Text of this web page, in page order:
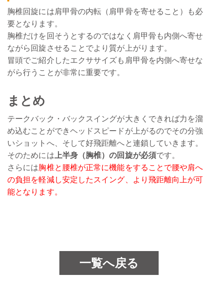
胸椎回旋には肩甲骨の内転（肩甲骨を寄せること）も必
要となります。
胸椎だけを回そうとするのではなく肩甲骨も内側へ寄せ
ながら回旋させることでより質が上がります。
冒頭でご紹介したエクササイズも肩甲骨を内側へ寄せな
がら行うことが非常に重要です。
まとめ
テークバック・バックスイングが大きくできれば力を溜
め込むことができヘッドスピードが上がるのでその分強
いショットへ、そして好飛距離へと連鎖していきます。
そのためには上半身（胸椎）の回旋が必須です。
さらには胸椎と腰椎が正常に機能をすることで腰や肩へ
の負担を軽減し安定したスイング、より飛距離向上が可
能となります。
一覧へ戻る